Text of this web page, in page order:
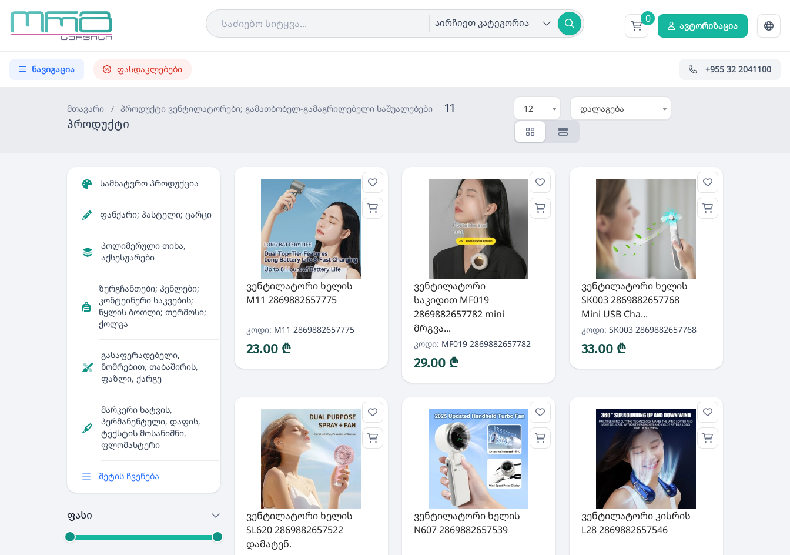
აირჩიეთ კატეგორია 0
ავტორიზაცია
ნავიგაცია ფასდაკლებები +955 32 2041100
მთავარი / პროდუქტი ვენტილატორები; გამათბობელ-გამაგრილებელი საშუალებები
11
პროდუქტი
12 დალაგება
სამხატვრო პროდუქცია
ფანქარი; პასტელი; ცარცი
პოლიმერული თიხა,
აქსესუარები
ზურგჩანთები; პენლები;
კონტეინერი საკვების;
წყლის ბოთლი; თერმოსი;
ქოლგა
გასაფერადებელი,
ნომრებით, თაბაშირის,
ფაზლი, ქარგე
მარკერი ხატვის,
პერმანენტული, დაფის,
ტექსტის მოსანიშნი,
ფლომასტერი
მეტის ჩვენება
ფასი
ვენტილატორი ხელის
M11 2869882657775
კოდი: M11 2869882657775
23.00 ₾
ვენტილატორი
საკიდით MF019
2869882657782 mini
მრგვა...
კოდი: MF019 2869882657782
29.00 ₾
ვენტილატორი ხელის
SK003 2869882657768
Mini USB Cha...
კოდი: SK003 2869882657768
33.00 ₾
ვენტილატორი ხელის
SL620 2869882657522
დამატენ.
ვენტილატორი ხელის
N607 2869882657539
ვენტილატორი კისრის
L28 2869882657546